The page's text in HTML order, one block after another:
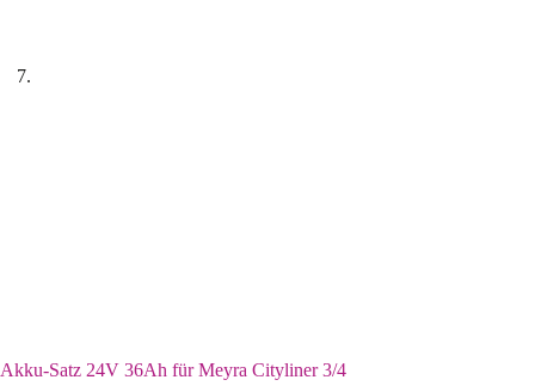
Akku-Satz 24V 36Ah für Meyra Cityliner 3/4